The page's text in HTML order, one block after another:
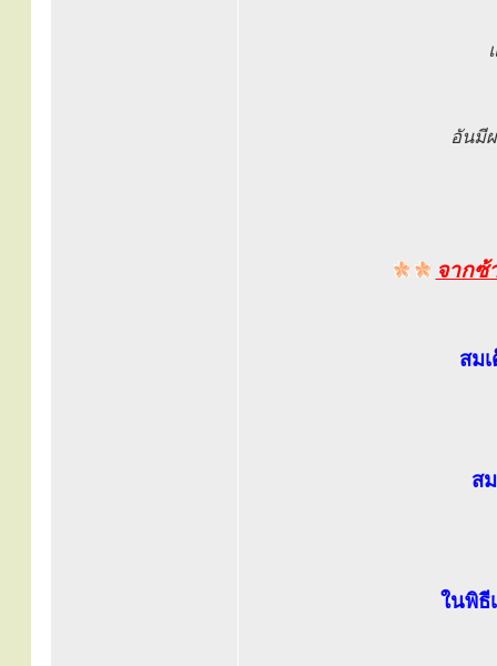
อันมี
จากซ้
สม
ส
ในพิธี